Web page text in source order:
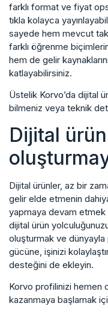
farklı format ve fiyat
tıkla kolayca
sayede hem mevcut
farklı öğrenme
hem de gelir
katlayabilirsiniz.
Üstelik Korvo’da dijital
bilmeniz veya teknik
Dijital
Dijital ürünler, az bir
gelir elde etmenin
yapmaya devam etmek
dijital ürün
oluşturmak ve dünyayla
gücüne, işinizi
desteğini de ekleyin.
Korvo profilinizi hemen
kazanmaya başlamak